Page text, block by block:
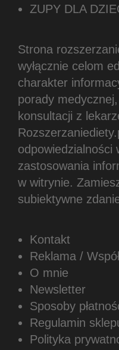
ZUPY DLA
Strona
wyłącznie celom
charakter
porady
konsultacji z
odpowiedzialności
zastosowania
w witrynie.
subiektywne
Kontakt
Reklama /
O mnie
Newsletter
Sposoby
Regulamin
Polityka